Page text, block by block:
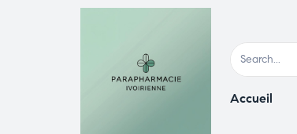
Accueil